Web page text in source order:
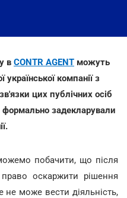
в CONTR AGENT можуть
компанії з
цих публічних осіб
формально задекларували
побачити, що після
оскаржити рішення
не може вести діяльність,